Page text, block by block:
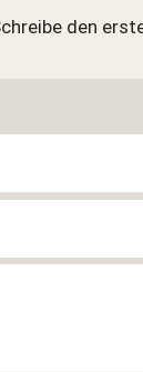
den